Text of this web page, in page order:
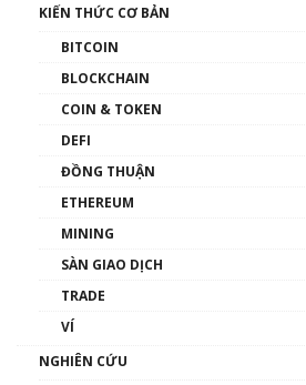
00:43:47
như thể nào?
00:39:31
Phổ cập Blockchain
thống & Crypto qua các
KIẾN THỨC CƠ BẢN
BITCOIN
BLOCKCHAIN
COIN & TOKEN
DEFI
ĐỒNG THUẬN
ETHEREUM
MINING
SÀN GIAO DỊCH
TRADE
VÍ
NGHIÊN CỨU